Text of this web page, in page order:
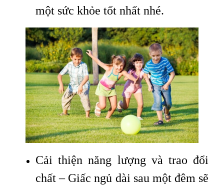
một sức khỏe tốt nhất nhé.
Cải thiện năng lượng và trao đổi
chất – Giấc ngủ dài sau một đêm sẽ